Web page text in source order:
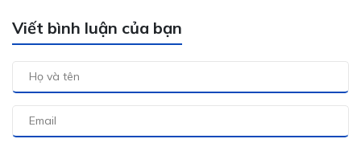
Viết bình luận của bạn